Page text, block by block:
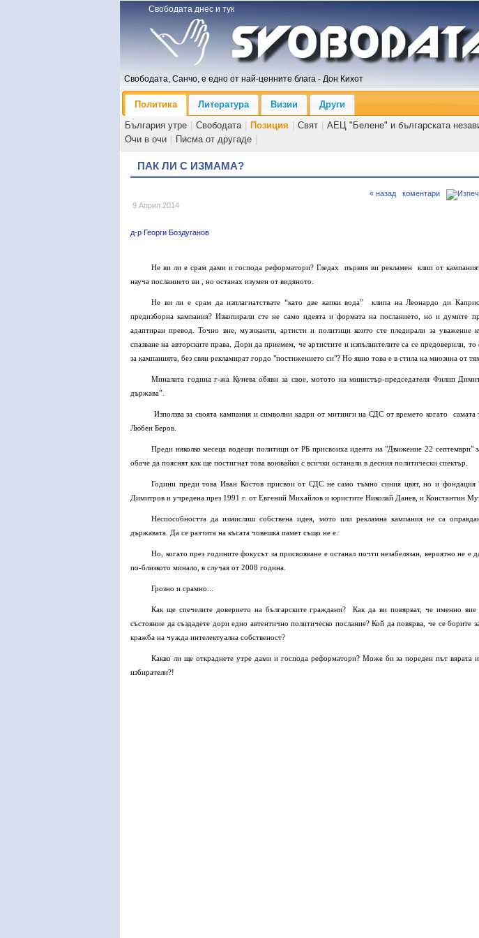
Свободата днес и тук
Свободата, Санчо, е едно от най-ценните блага - Дон Кихот
Политика Литература Визии
Други
България утре
Свободата Позиция Свят АЕЦ "Белене" и българската
Очи в очи
Писма от другаде
ПАК ЛИ С ИЗМАМА?
9 Април 2014
« назад коментари
д-р Георги Боздуганов
Не ви ли е срам дами и господа реформатори? Гледах първия ви рекламен клип от
науча посланието ви , но останах изумен от видяното.
Не ви ли е срам да изплагиатствате “като две капки вода” клипа на Леонардо ди
предизборна кампания? Изкопирали сте не само идеята и формата на посланието, но и думите
адаптиран превод. Точно вие, музиканти, артисти и политици които сте пледирали за уважение
спазване на авторските права. Дори да приемем, че артистите и изпълнителите са се предоверили,
за кампанията, без свян рекламират гордо "постижението си"? Но явно това е в стила на мнозина от
Миналата година г-жа Кунева обяви за свое, мотото на министър-председателя Филип
държава”.
Използва за своята кампания и символни кадри от митинги на СДС от времето когато самата
Любен Беров.
Преди няколко месеца водещи политици от РБ присвоиха идеята на "Движение 22 септември"
обаче да пояснят как ще постигнат това воювайки с всички останали в десния политически спектър.
Години преди това Иван Костов присвои от СДС не само тъмно синия цвят, но и
Димитров и учредена през 1991 г. от Евгений Михайлов и юристите Николай Данев, и Константин
Неспособността да измислиш собствена идея, мото или рекламна кампания не са
държавата. Да се разчита на късата човешка памет също не е.
Но, когато през годините фокусът за присвояване е останал почти незабелязан, вероятно не
по-близкото минало, в случая от 2008 година.
Грозно и срамно...
Как ще спечелите доверието на българските граждани? Как да ви повярват, че именно вие
състояние да създадете дори едно автентично политическо послание? Кой да повярва, че се борите
кражба на чужда интелектуална собственост?
Какво ли ще откраднете утре дами и господа реформатори? Може би за пореден път вярата
избиратели?!